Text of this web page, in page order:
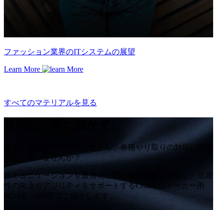
ファッション業界のITシステムの展望
Learn More
すべてのマテリアルを見る
急速に進む変化に対応しながら、各種やり取りの対応に四苦
八苦していませんか？
コミュニケーションを最適化して、状況を見える化し、生産
性の向上やアジリティをサポートするCentricのメーカー用
PLMを、1時間でご紹介します。